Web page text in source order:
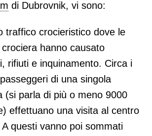
di Dubrovnik, vi sono:
traffico crocieristico dove le
hanno causato
rifiuti e inquinamento. Circa i
di una singola
(si parla di più o meno 9000
effettuano una visita al centro
questi vanno poi sommati